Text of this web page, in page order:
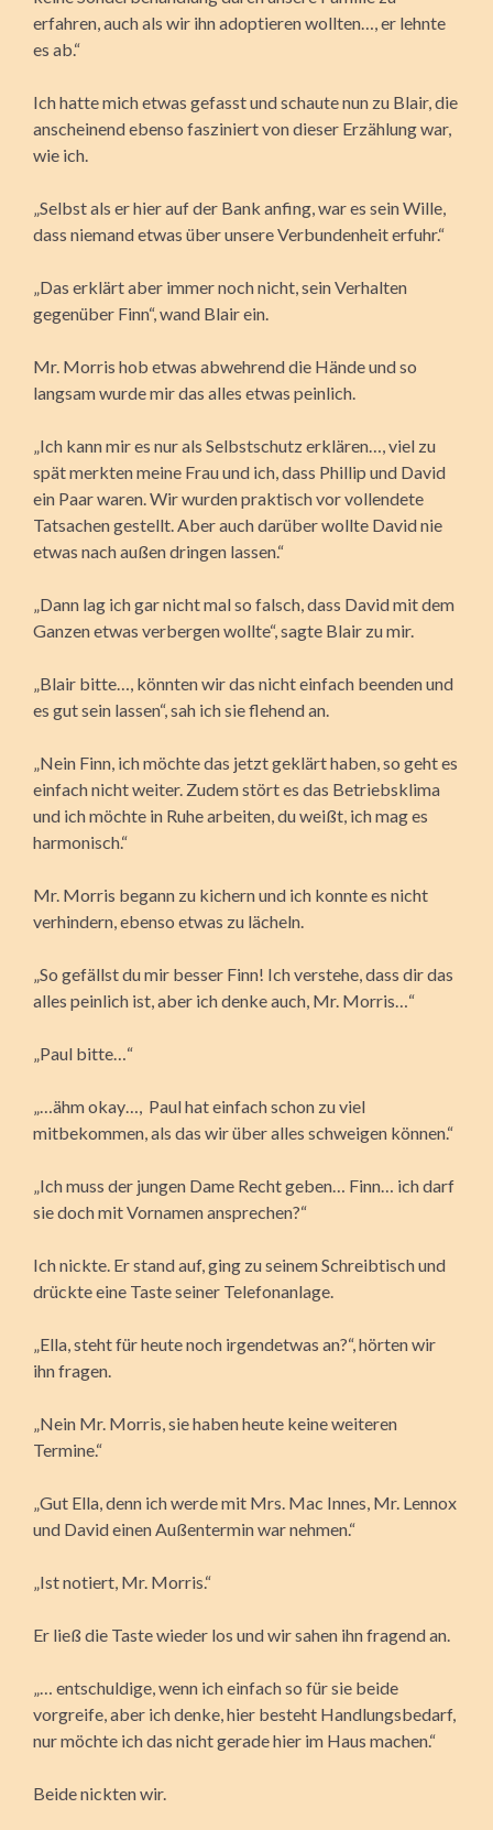
erfahren, auch als wir ihn adoptieren wollten…, er lehnte
es ab.“
Ich hatte mich etwas gefasst und schaute nun zu Blair, die
anscheinend ebenso fasziniert von dieser Erzählung war,
wie ich.
„Selbst als er hier auf der Bank anfing, war es sein Wille,
dass niemand etwas über unsere Verbundenheit erfuhr.“
„Das erklärt aber immer noch nicht, sein Verhalten
gegenüber Finn“, wand Blair ein.
Mr. Morris hob etwas abwehrend die Hände und so
langsam wurde mir das alles etwas peinlich.
„Ich kann mir es nur als Selbstschutz erklären…, viel zu
spät merkten meine Frau und ich, dass Phillip und David
ein Paar waren. Wir wurden praktisch vor vollendete
Tatsachen gestellt. Aber auch darüber wollte David nie
etwas nach außen dringen lassen.“
„Dann lag ich gar nicht mal so falsch, dass David mit dem
Ganzen etwas verbergen wollte“, sagte Blair zu mir.
„Blair bitte…, könnten wir das nicht einfach beenden und
es gut sein lassen“, sah ich sie flehend an.
„Nein Finn, ich möchte das jetzt geklärt haben, so geht es
einfach nicht weiter. Zudem stört es das Betriebsklima
und ich möchte in Ruhe arbeiten, du weißt, ich mag es
harmonisch.“
Mr. Morris begann zu kichern und ich konnte es nicht
verhindern, ebenso etwas zu lächeln.
„So gefällst du mir besser Finn! Ich verstehe, dass dir das
alles peinlich ist, aber ich denke auch, Mr. Morris…“
„Paul bitte…“
„…ähm okay…, Paul hat einfach schon zu viel
mitbekommen, als das wir über alles schweigen können.“
„Ich muss der jungen Dame Recht geben… Finn… ich darf
sie doch mit Vornamen ansprechen?“
Ich nickte. Er stand auf, ging zu seinem Schreibtisch und
drückte eine Taste seiner Telefonanlage.
„Ella, steht für heute noch irgendetwas an?“, hörten wir
ihn fragen.
„Nein Mr. Morris, sie haben heute keine weiteren
Termine.“
„Gut Ella, denn ich werde mit Mrs. Mac Innes, Mr. Lennox
und David einen Außentermin war nehmen.“
„Ist notiert, Mr. Morris.“
Er ließ die Taste wieder los und wir sahen ihn fragend an.
„… entschuldige, wenn ich einfach so für sie beide
vorgreife, aber ich denke, hier besteht Handlungsbedarf,
nur möchte ich das nicht gerade hier im Haus machen.“
Beide nickten wir.